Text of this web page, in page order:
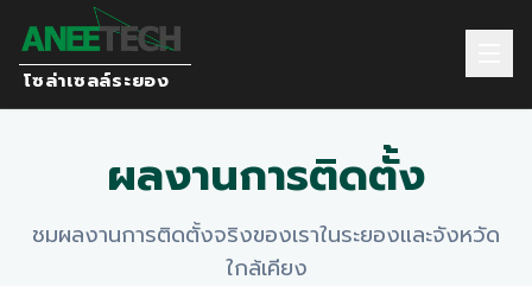
โซล่าเซลล์ระยอง
ผลงานการติดตั้ง
ชมผลงานการติดตั้งจริงของเราในระยองและจังหวัด
ใกล้เคียง